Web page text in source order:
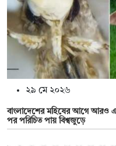
২৯ মে ২০২৬
বাংলাদেশের মহিষের আগে আরও এক
পর পরিচিত পায় বিশ্বজুড়ে